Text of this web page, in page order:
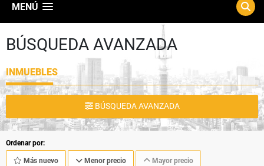
MENÚ
BÚSQUEDA AVANZADA
INMUEBLES
BÚSQUEDA AVANZADA
Ordenar por:
Más nuevo Menor precio Mayor precio